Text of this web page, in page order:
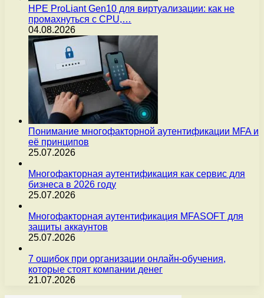
HPE ProLiant Gen10 для виртуализации: как не
промахнуться с CPU,…
04.08.2026
Понимание многофакторной аутентификации MFA и
её принципов
25.07.2026
Многофакторная аутентификация как сервис для
бизнеса в 2026 году
25.07.2026
Многофакторная аутентификация MFASOFT для
защиты аккаунтов
25.07.2026
7 ошибок при организации онлайн-обучения,
которые стоят компании денег
21.07.2026